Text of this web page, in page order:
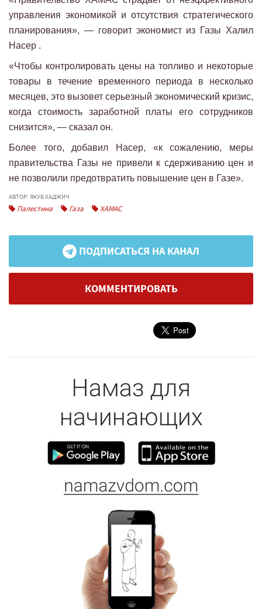
управления экономикой и отсутствия стратегического
планирования», — говорит экономист из Газы Халил
Насер .
«Чтобы контролировать цены на топливо и некоторые
товары в течение временного периода в несколько
месяцев, это вызовет серьезный экономический кризис,
когда стоимость заработной платы его сотрудников
снизится», — сказал он.
Более того, добавил Насер, «к сожалению, меры
правительства Газы не привели к сдерживанию цен и
не позволили предотвратить повышение цен в Газе».
АВТОР: ЯКУБ ХАДЖИЧ
Палестина Газа ХАМАС
ПОДПИСАТЬСЯ НА КАНАЛ
КОММЕНТИРОВАТЬ